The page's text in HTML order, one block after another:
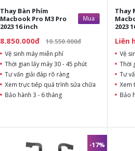
Thay Bàn Phím
Macbook Pro M3 Pro
2023 16 inch
Mua
8.850.000đ 10.550.000đ
Vệ sinh máy miễn phí
Thời gian lấy máy 30 - 45 phút
Tư vấn giải đáp rõ ràng
Xem trực tiếp quá trình sửa chữa
Bảo hành 3 - 6 tháng
Thay
2023
Liên
Vệ
Thời
Tư
Xem
Bảo
-17%